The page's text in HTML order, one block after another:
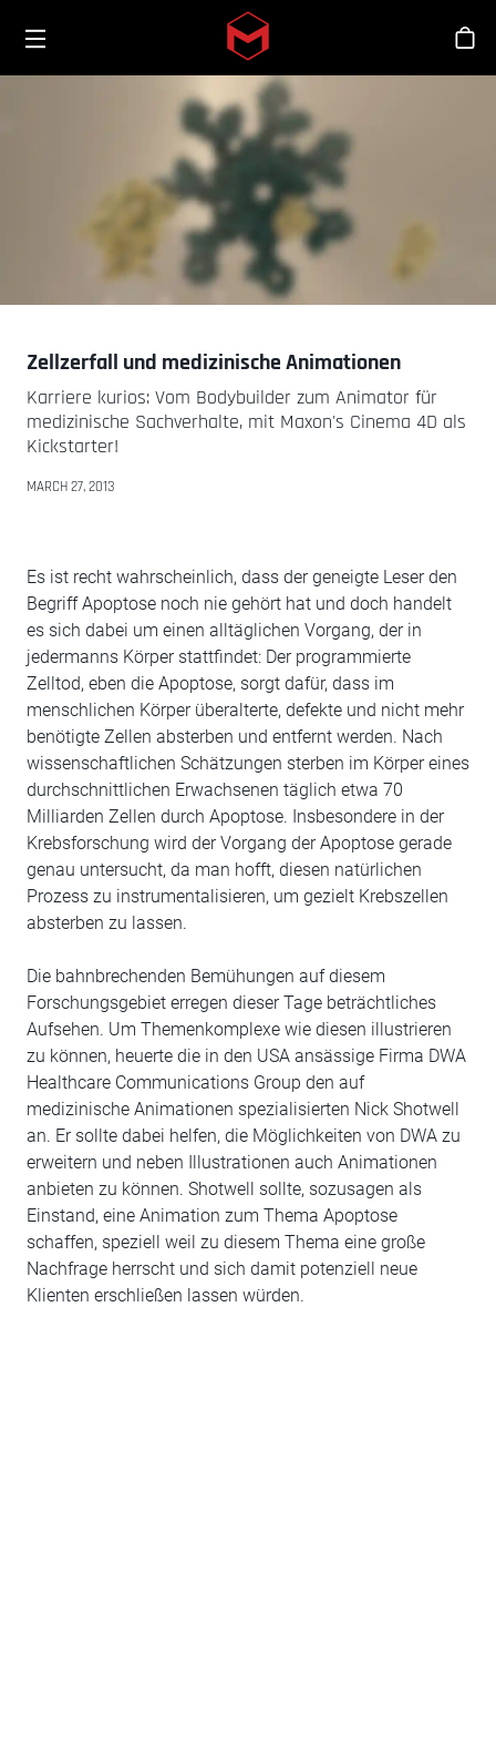
Skip to main content
Zellzerfall und medizinische Animationen
Karriere kurios: Vom Bodybuilder zum Animator für
medizinische Sachverhalte, mit Maxon's Cinema 4D als
Kickstarter!
MARCH 27, 2013
Es ist recht wahrscheinlich, dass der geneigte Leser den
Begriff Apoptose noch nie gehört hat und doch handelt
es sich dabei um einen alltäglichen Vorgang, der in
jedermanns Körper stattfindet: Der programmierte
Zelltod, eben die Apoptose, sorgt dafür, dass im
menschlichen Körper überalterte, defekte und nicht mehr
benötigte Zellen absterben und entfernt werden. Nach
wissenschaftlichen Schätzungen sterben im Körper eines
durchschnittlichen Erwachsenen täglich etwa 70
Milliarden Zellen durch Apoptose. Insbesondere in der
Krebsforschung wird der Vorgang der Apoptose gerade
genau untersucht, da man hofft, diesen natürlichen
Prozess zu instrumentalisieren, um gezielt Krebszellen
absterben zu lassen.
Die bahnbrechenden Bemühungen auf diesem
Forschungsgebiet erregen dieser Tage beträchtliches
Aufsehen. Um Themenkomplexe wie diesen illustrieren
zu können, heuerte die in den USA ansässige Firma DWA
Healthcare Communications Group den auf
medizinische Animationen spezialisierten Nick Shotwell
an. Er sollte dabei helfen, die Möglichkeiten von DWA zu
erweitern und neben Illustrationen auch Animationen
anbieten zu können. Shotwell sollte, sozusagen als
Einstand, eine Animation zum Thema Apoptose
schaffen, speziell weil zu diesem Thema eine große
Nachfrage herrscht und sich damit potenziell neue
Klienten erschließen lassen würden.